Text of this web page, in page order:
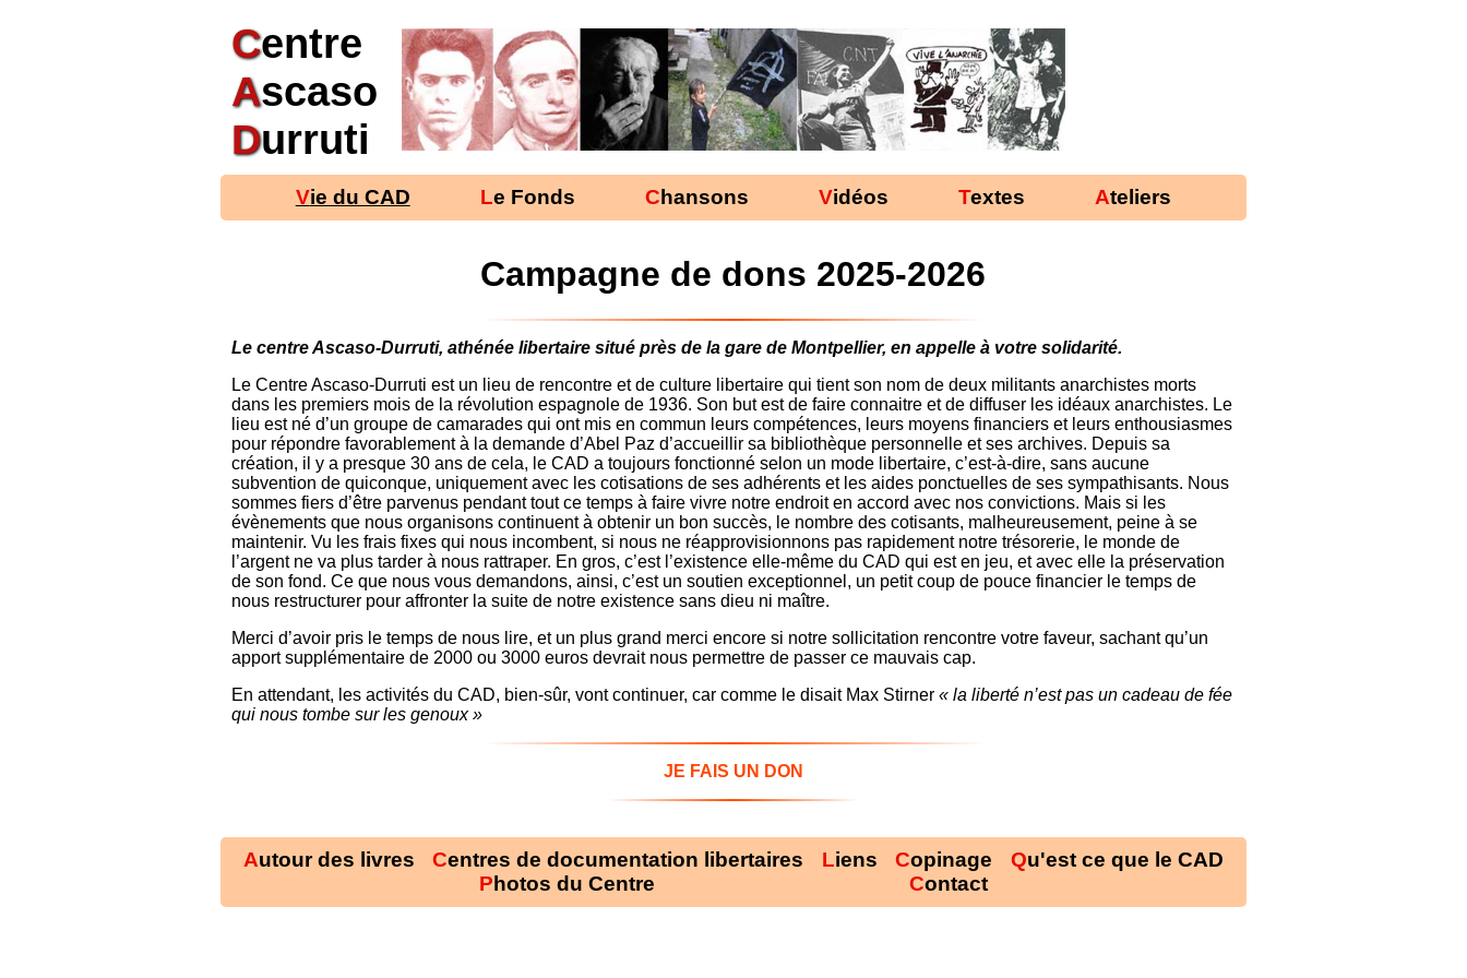
Centre
Ascaso
Durruti
Vie du CAD Le Fonds Chansons Vidéos Textes Ateliers
Campagne de dons 2025-2026
Le centre Ascaso-Durruti, athénée libertaire situé près de la gare de Montpellier, en appelle à votre solidarité.
Le Centre Ascaso-Durruti est un lieu de rencontre et de culture libertaire qui tient son nom de deux militants anarchistes morts
dans les premiers mois de la révolution espagnole de 1936. Son but est de faire connaitre et de diffuser les idéaux anarchistes. Le
lieu est né d’un groupe de camarades qui ont mis en commun leurs compétences, leurs moyens financiers et leurs enthousiasmes
pour répondre favorablement à la demande d’Abel Paz d’accueillir sa bibliothèque personnelle et ses archives. Depuis sa
création, il y a presque 30 ans de cela, le CAD a toujours fonctionné selon un mode libertaire, c’est-à-dire, sans aucune
subvention de quiconque, uniquement avec les cotisations de ses adhérents et les aides ponctuelles de ses sympathisants. Nous
sommes fiers d’être parvenus pendant tout ce temps à faire vivre notre endroit en accord avec nos convictions. Mais si les
évènements que nous organisons continuent à obtenir un bon succès, le nombre des cotisants, malheureusement, peine à se
maintenir. Vu les frais fixes qui nous incombent, si nous ne réapprovisionnons pas rapidement notre trésorerie, le monde de
l’argent ne va plus tarder à nous rattraper. En gros, c’est l’existence elle-même du CAD qui est en jeu, et avec elle la préservation
de son fond. Ce que nous vous demandons, ainsi, c’est un soutien exceptionnel, un petit coup de pouce financier le temps de
nous restructurer pour affronter la suite de notre existence sans dieu ni maître.
Merci d’avoir pris le temps de nous lire, et un plus grand merci encore si notre sollicitation rencontre votre faveur, sachant qu’un
apport supplémentaire de 2000 ou 3000 euros devrait nous permettre de passer ce mauvais cap.
En attendant, les activités du CAD, bien-sûr, vont continuer, car comme le disait Max Stirner « la liberté n’est pas un cadeau de fée
qui nous tombe sur les genoux »
JE FAIS UN DON
Autour des livres Centres de documentation libertaires Liens Copinage
Qu'est ce que le CAD
Photos du Centre
Contact